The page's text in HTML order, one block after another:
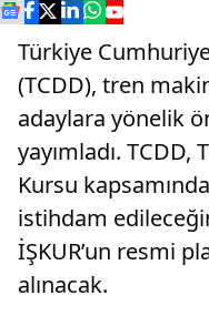
Türkiye
(TCDD), tren
adaylara yönelik
yayımladı.
Kursu
istihdam
İŞKUR’un resmi
alınacak.